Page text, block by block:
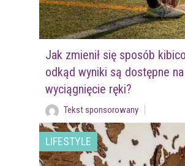
Jak zmienił się sposób
odkąd wyniki są dostępne na
wyciągnięcie ręki?
Tekst sponsorowany
LIFESTYLE